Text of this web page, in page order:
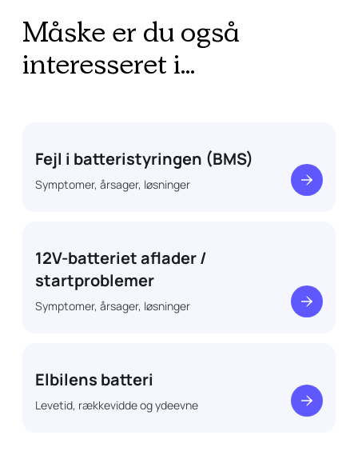
Måske er du også
interesseret i...
Fejl i batteristyringen (BMS)
Symptomer, årsager, løsninger
12V-batteriet aflader /
startproblemer
Symptomer, årsager, løsninger
Elbilens batteri
Levetid, rækkevidde og ydeevne